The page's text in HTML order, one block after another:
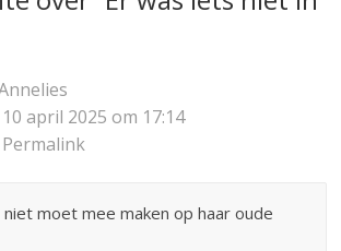
10 april 2025 om 17:14
Permalink
moet mee maken op haar oude